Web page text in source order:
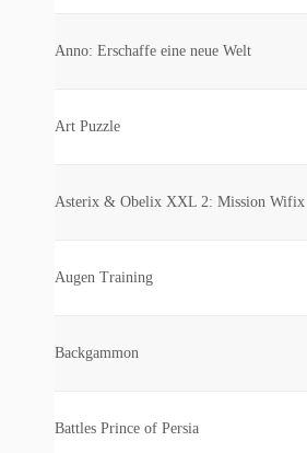
Anno: Erschaffe eine neue Welt
Art Puzzle
Asterix & Obelix XXL 2: Mission Wifix
Augen Training
Backgammon
Battles Prince of Persia